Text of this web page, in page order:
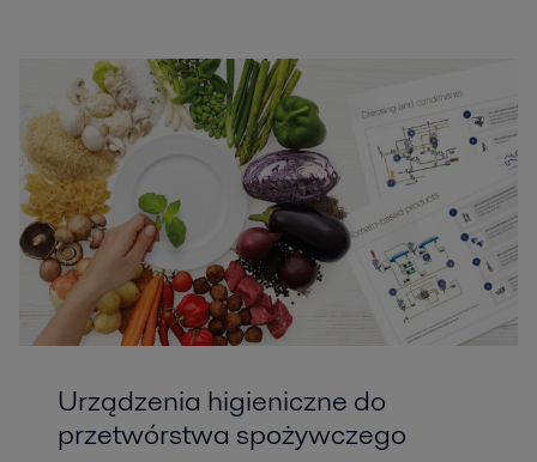
Urządzenia higieniczne do
przetwórstwa spożywczego